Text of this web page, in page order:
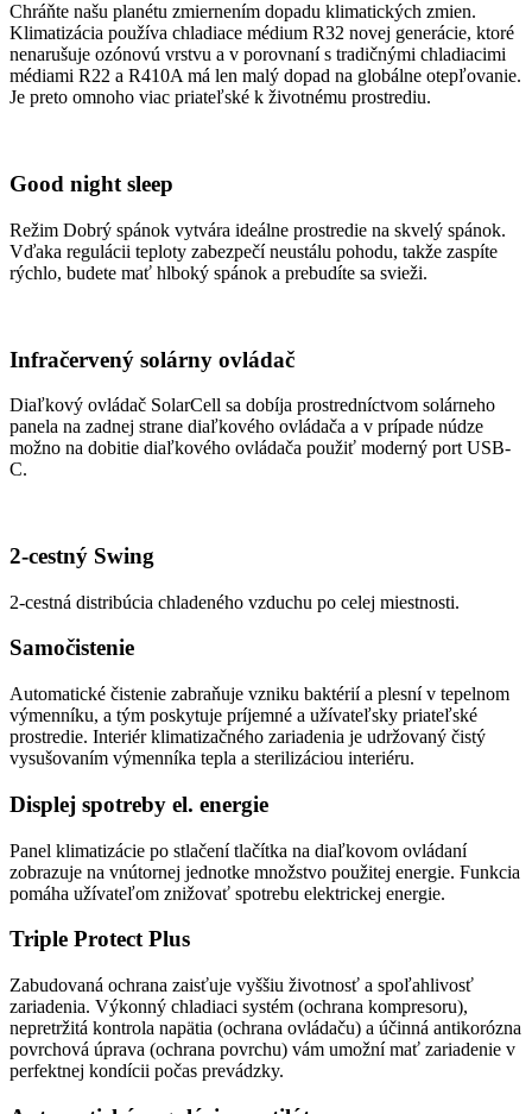
Chráňte našu planétu zmiernením dopadu klimatických zmien.
Klimatizácia používa chladiace médium R32 novej generácie, ktoré
nenarušuje ozónovú vrstvu a v porovnaní s tradičnými chladiacimi
médiami R22 a R410A má len malý dopad na globálne otepľovanie.
Je preto omnoho viac priateľské k životnému prostrediu.
Good night sleep
Režim Dobrý spánok vytvára ideálne prostredie na skvelý spánok.
Vďaka regulácii teploty zabezpečí neustálu pohodu, takže zaspíte
rýchlo, budete mať hlboký spánok a prebudíte sa svieži.
Infračervený solárny ovládač
Diaľkový ovládač SolarCell sa dobíja prostredníctvom solárneho
panela na zadnej strane diaľkového ovládača a v prípade núdze
možno na dobitie diaľkového ovládača použiť moderný port USB-
C.
2-cestný Swing
2-cestná distribúcia chladeného vzduchu po celej miestnosti.
Samočistenie
Automatické čistenie zabraňuje vzniku baktérií a plesní v tepelnom
výmenníku, a tým poskytuje príjemné a užívateľsky priateľské
prostredie. Interiér klimatizačného zariadenia je udržovaný čistý
vysušovaním výmenníka tepla a sterilizáciou interiéru.
Displej spotreby el. energie
Panel klimatizácie po stlačení tlačítka na diaľkovom ovládaní
zobrazuje na vnútornej jednotke množstvo použitej energie. Funkcia
pomáha užívateľom znižovať spotrebu elektrickej energie.
Triple Protect Plus
Zabudovaná ochrana zaisťuje vyššiu životnosť a spoľahlivosť
zariadenia. Výkonný chladiaci systém (ochrana kompresoru),
nepretržitá kontrola napätia (ochrana ovládaču) a účinná antikorózna
povrchová úprava (ochrana povrchu) vám umožní mať zariadenie v
perfektnej kondícii počas prevádzky.